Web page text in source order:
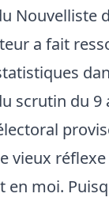
Nouvelliste
a fait
scrutin du 9
vieux
en moi.